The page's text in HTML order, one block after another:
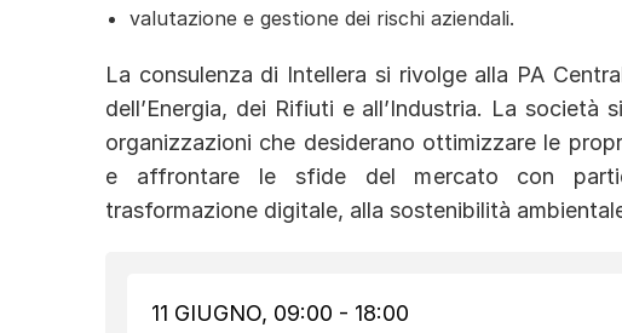
valutazione e gestione dei rischi aziendali.
La consulenza di Intellera si rivolge alla PA
dell’Energia, dei Rifiuti e all’Industria. La
organizzazioni che desiderano ottimizzare le
e affrontare le sfide del mercato con
trasformazione digitale, alla sostenibilità
11 GIUGNO, 09:00 - 18:00